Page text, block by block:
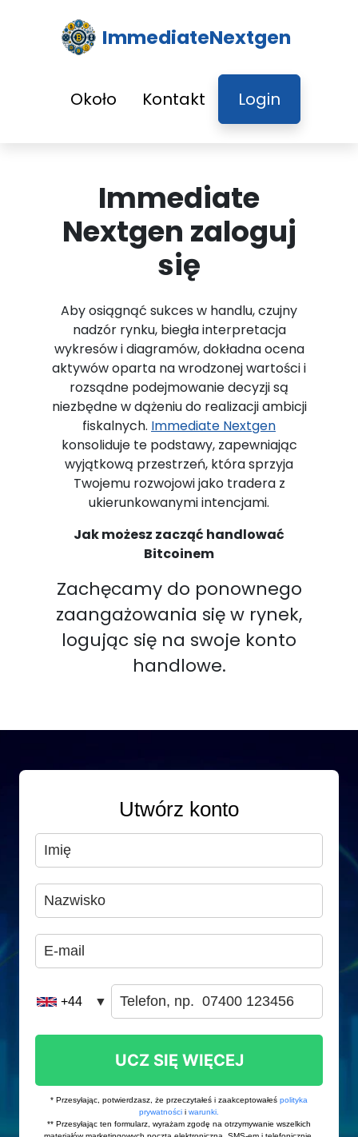
ImmediateNextgen
Około Kontakt Login
Immediate
Nextgen zaloguj
się
Aby osiągnąć sukces w handlu, czujny
nadzór rynku, biegła interpretacja
wykresów i diagramów, dokładna ocena
aktywów oparta na wrodzonej wartości i
rozsądne podejmowanie decyzji są
niezbędne w dążeniu do realizacji ambicji
fiskalnych. Immediate Nextgen
konsoliduje te podstawy, zapewniając
wyjątkową przestrzeń, która sprzyja
Twojemu rozwojowi jako tradera z
ukierunkowanymi intencjami.
Jak możesz zacząć handlować
Bitcoinem
Zachęcamy do ponownego
zaangażowania się w rynek,
logując się na swoje konto
handlowe.